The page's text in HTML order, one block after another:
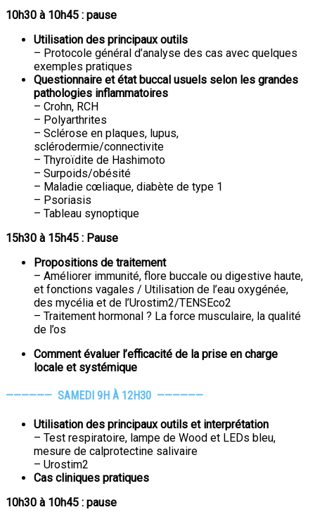
10h30 à 10h45 : pause
Utilisation des principaux outils
– Protocole général d’analyse des cas avec quelques
exemples pratiques
Questionnaire et état buccal usuels selon les grandes
pathologies inflammatoires
– Crohn, RCH
– Polyarthrites
– Sclérose en plaques, lupus,
sclérodermie/connectivite
– Thyroïdite de Hashimoto
– Surpoids/obésité
– Maladie cœliaque, diabète de type 1
– Psoriasis
– Tableau synoptique
15h30 à 15h45 : Pause
Propositions de traitement
– Améliorer immunité, flore buccale ou digestive haute,
et fonctions vagales / Utilisation de l’eau oxygénée,
des mycélia et de l’Urostim2/TENSEco2
– Traitement hormonal ? La force musculaire, la qualité
de l’os
Comment évaluer l’efficacité de la prise en charge
locale et systémique
—————— SAMEDI 9H À 12H30 ——————
Utilisation des principaux outils et interprétation
– Test respiratoire, lampe de Wood et LEDs bleu,
mesure de calprotectine salivaire
– Urostim2
Cas cliniques pratiques
10h30 à 10h45 : pause